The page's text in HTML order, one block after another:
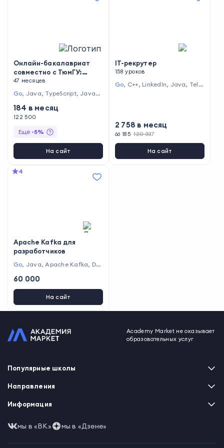
Онлайн-бакалавриат
совместно с ТюмГУ:
Разработка IT-продуктов
и информационных
систем
47 месяцев
Go, Java, TypeScript, JavaSc
ework, Python,
act
184 в месяц
122 500
Ещё -5%
На сайт
IT-рекрутер
158 уроков
Go, C++, LinkedIn, Java, Tele
er ,iOS
2 758 в месяц
66 185 120 337
На сайт
4
Apache Kafka для
разработчиков
Go, Java,Apache Kafka, Do
ostgreSQL
60 000
На сайт
Academy Market не оказывает
образовательных услуг
Популярные школы
Skillbox
XYZ School
Skillfactory
Talentsy
Направления
Программирование
Маркетинг
Аналитика
Информация
Часто задаваемые вопросы
Пользовательское соглашение
Политика обработки данных
мы в «ВК» мы в «Дзене»